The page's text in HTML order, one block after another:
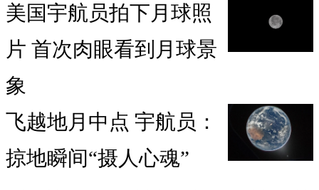
美国宇航员拍下月球照
片 首次肉眼看到月球景
象
飞越地月中点 宇航员：
掠地瞬间“摄人心魂”